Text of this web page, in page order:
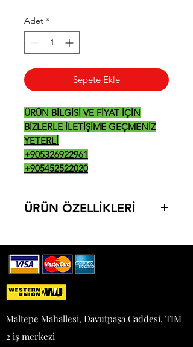
Adet *
Sepete Ekle
ÜRÜN BİLGİSİ VE FİYAT İÇİN
BİZLERLE İLETİŞİME GEÇMENİZ
YETERLİ
+905326922961
+905452522020
ÜRÜN ÖZELLİKLERİ
• 2, 4 ve 6 brülörlü modelleri vardır.
• Gaz muslukları emniyet ventillidir.
• Termokupl ve pilot ateşleme
tertibatı
vardır.
• Her bir brülör birbirinden
bağımsız
kontrol edilir.
Maltepe Mahallesi, Davutpaşa Caddesi, TIM
2 iş merkezi